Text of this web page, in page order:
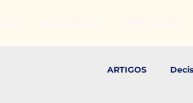
ARTIGOS